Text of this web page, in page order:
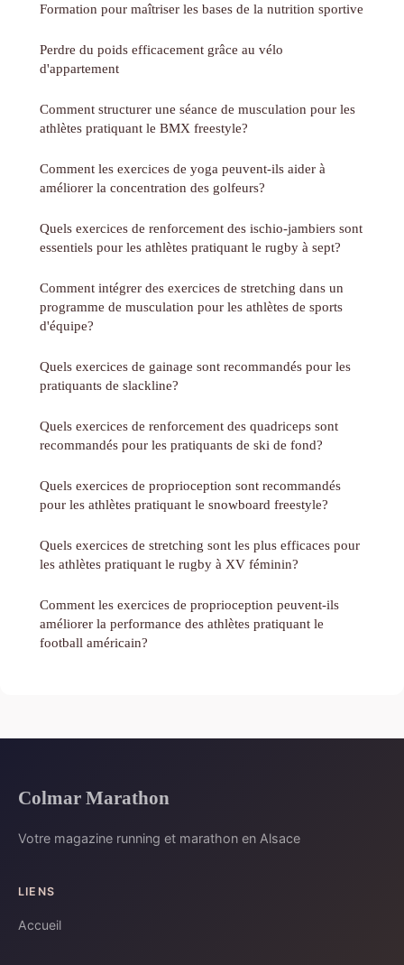
Formation pour maîtriser les bases de la nutrition sportive
Perdre du poids efficacement grâce au vélo
d'appartement
Comment structurer une séance de musculation pour les
athlètes pratiquant le BMX freestyle?
Comment les exercices de yoga peuvent-ils aider à
améliorer la concentration des golfeurs?
Quels exercices de renforcement des ischio-jambiers sont
essentiels pour les athlètes pratiquant le rugby à sept?
Comment intégrer des exercices de stretching dans un
programme de musculation pour les athlètes de sports
d'équipe?
Quels exercices de gainage sont recommandés pour les
pratiquants de slackline?
Quels exercices de renforcement des quadriceps sont
recommandés pour les pratiquants de ski de fond?
Quels exercices de proprioception sont recommandés
pour les athlètes pratiquant le snowboard freestyle?
Quels exercices de stretching sont les plus efficaces pour
les athlètes pratiquant le rugby à XV féminin?
Comment les exercices de proprioception peuvent-ils
améliorer la performance des athlètes pratiquant le
football américain?
Colmar Marathon
Votre magazine running et marathon en Alsace
LIENS
Accueil